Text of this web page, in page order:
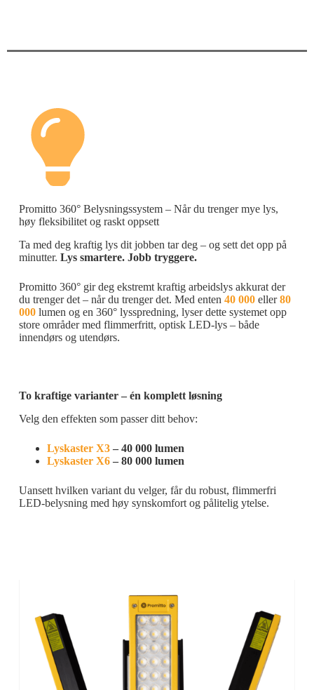
Promitto 360° Belysningssystem – Når du trenger mye lys,
høy fleksibilitet og raskt oppsett
Ta med deg kraftig lys dit jobben tar deg – og sett det opp på
minutter. Lys smartere. Jobb tryggere.
Promitto 360° gir deg ekstremt kraftig arbeidslys akkurat der
du trenger det – når du trenger det. Med enten 40 000eller80
000 lumen og en 360° lysspredning, lyser dette systemet opp
store områder med flimmerfritt, optisk LED-lys – både
innendørs og utendørs.
To kraftige varianter – én komplett løsning
Velg den effekten som passer ditt behov:
Lyskaster X3– 40 000 lumen
Lyskaster X6– 80 000 lumen
Uansett hvilken variant du velger, får du robust, flimmerfri
LED-belysning med høy synskomfort og pålitelig ytelse.